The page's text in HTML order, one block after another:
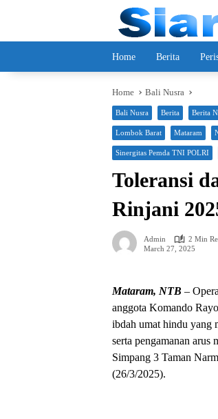
Home Berita
Home Bali Nusra
Bali Nusra Berita Berita
Lombok Barat Mataram
Sinergitas Pemda TNI POLRI
Toleransi
Rinjani
Admin
2 Min
March 27, 2025
Mataram, NTB –
anggota Komando
ibdah umat hindu yang
serta pengamanan
Simpang 3 Taman
(26/3/2025).